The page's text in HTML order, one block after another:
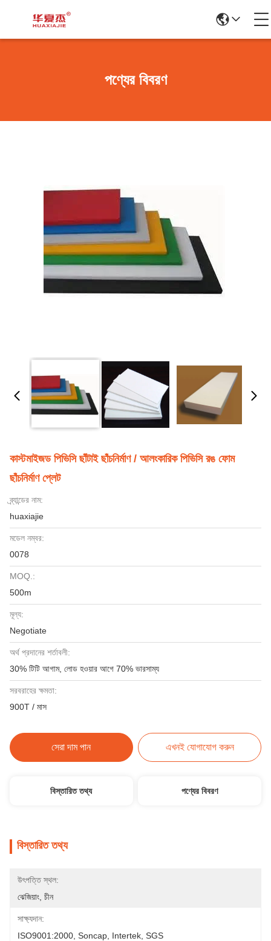
পণ্যের বিবরণ
কাস্টমাইজড পিভিসি ছাঁটাই ছাঁচনির্মাণ / আলংকারিক পিভিসি রঙ ফোম
ছাঁচনির্মাণ প্লেট
ব্র্যান্ডের নাম:
huaxiajie
মডেল নম্বর:
0078
MOQ.:
500m
মূল্য:
Negotiate
অর্থ প্রদানের শর্তাবলী:
30% টিটি আগাম, লোড হওয়ার আগে 70% ভারসাম্য
সরবরাহের ক্ষমতা:
900T / মাস
সেরা দাম পান এখনই যোগাযোগ করুন
বিস্তারিত তথ্য পণ্যের বিবরণ
বিস্তারিত তথ্য
উৎপত্তি স্থল:
ঝেজিয়াং, চীন
সাক্ষ্যদান:
ISO9001:2000, Soncap, Intertek, SGS